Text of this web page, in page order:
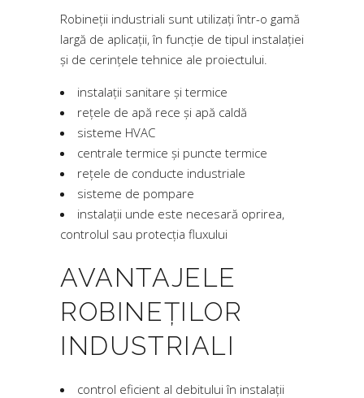
Robineții industriali sunt utilizați într-o gamă
largă de aplicații, în funcție de tipul instalației
și de cerințele tehnice ale proiectului.
instalații sanitare și termice
rețele de apă rece și apă caldă
sisteme HVAC
centrale termice și puncte termice
rețele de conducte industriale
sisteme de pompare
instalații unde este necesară oprirea,
controlul sau protecția fluxului
AVANTAJELE
ROBINEȚILOR
INDUSTRIALI
control eficient al debitului în instalații